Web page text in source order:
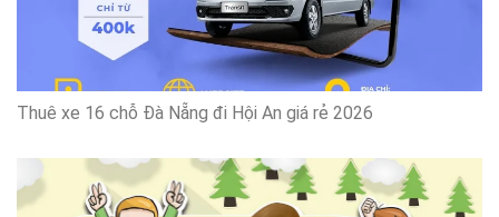
Thuê xe 16 chỗ Đà Nẵng đi Hội An giá rẻ 2026